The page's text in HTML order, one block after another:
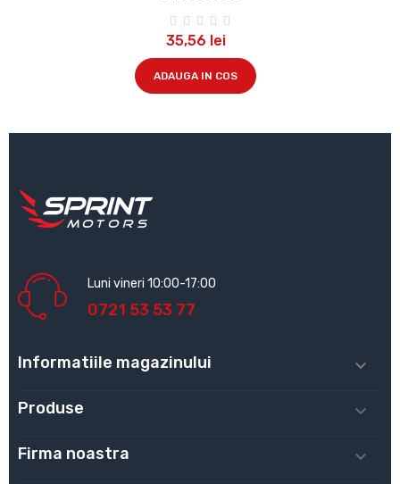
35,56 lei
ADAUGA IN COS
Luni vineri 10:00-17:00
0721 53 53 77
Informatiile magazinului 
Produse 
Firma noastra 